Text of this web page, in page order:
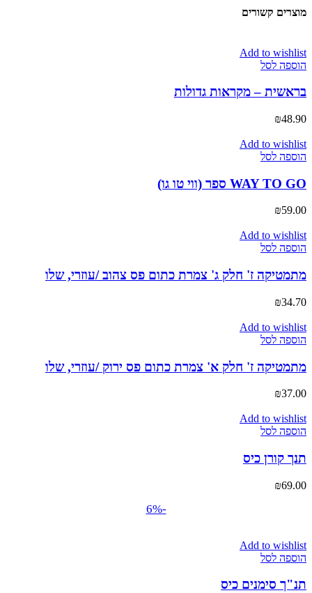
מוצרים קשורים
Add to wishlist
הוספה לסל
בראשית – מקראות גדולות
₪48.90
Add to wishlist
הוספה לסל
WAY TO GO ספר (ווי טו גו)
₪59.00
Add to wishlist
הוספה לסל
מתמטיקה ז' חלק ג' צמרת כתום פס צהוב /עוזרי, שלו
₪34.70
Add to wishlist
הוספה לסל
מתמטיקה ז' חלק א' צמרת כתום פס ירוק /עוזרי, שלו
₪37.00
Add to wishlist
הוספה לסל
תנך קורן כיס
₪69.00
-6%
Add to wishlist
הוספה לסל
תנ"ך סימנים כיס